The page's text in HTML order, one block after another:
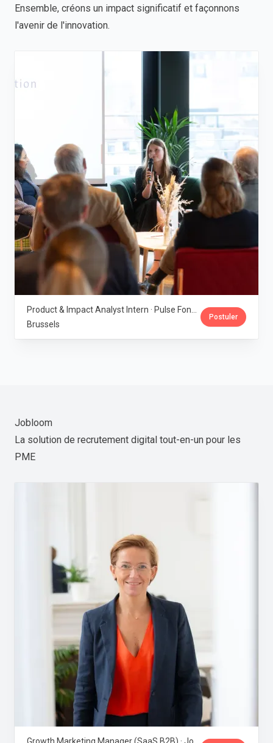
Ensemble, créons un impact significatif et façonnons
l'avenir de l'innovation.
Brussels
Postuler
Jobloom
La solution de recrutement digital tout-en-un pour les
PME